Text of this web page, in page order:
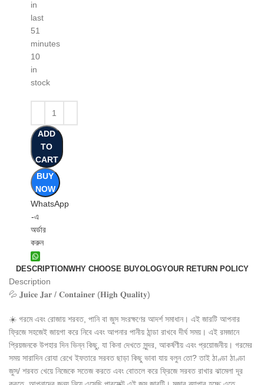
in
last
51
minutes
10
in
stock
ADD
TO
CART
BUY
NOW
WhatsApp
-এ
অর্ডার
করুন
DESCRIPTIONWHY CHOOSE BUYOLOGYOUR RETURN POLICY
Description
💦 𝐉𝐮𝐢𝐜𝐞 𝐉𝐚𝐫 / 𝐂𝐨𝐧𝐭𝐚𝐢𝐧𝐞𝐫 (𝐇𝐢𝐠𝐡 𝐐𝐮𝐚𝐥𝐢𝐭𝐲)
☀️ গরমে এবং রোজায় শরবত, পানি বা জুস সংরক্ষণের আদর্শ সমাধান। এই জারটি আপনার
ফ্রিজে সহজেই জায়গা করে নিবে এবং আপনার পানীয় ঠান্ডা রাখবে দীর্ঘ সময়। এই রমজানে
প্রিয়জনকে উপহার দিন ভিন্ন কিছু, যা কিনা দেখতে সুন্দর, আকর্ষণীয় এবং প্রয়োজনীয়। গরমের
সময় সারাদিন রোযা রেখে ইফতারে সরবত ছাড়া কিছু ভাবা যায় বলুন তো? তাই ঠাণ্ডা ঠাণ্ডা
জুস/ শরবত খেয়ে নিজেকে সতেজ করতে এবং বোতলে করে ফ্রিজে সরবত রাখার ঝামেলা দূর